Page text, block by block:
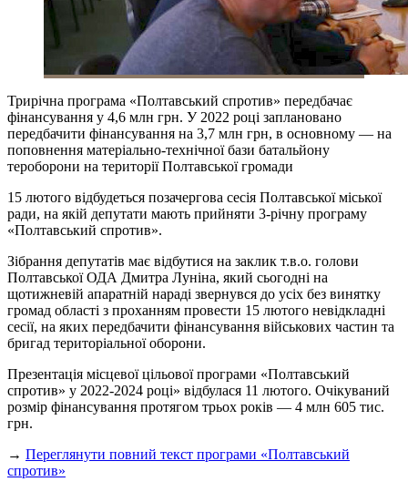
Трирічна програма «Полтавський спротив» передбачає
фінансування у 4,6 млн грн. У 2022 році заплановано
передбачити фінансування на 3,7 млн грн, в основному — на
поповнення матеріально-технічної бази батальйону
тероборони на території Полтавської громади
15 лютого відбудеться позачергова сесія Полтавської міської
ради, на якій депутати мають прийняти 3-річну програму
«Полтавський спротив».
Зібрання депутатів має відбутися на заклик т.в.о. голови
Полтавської ОДА Дмитра Луніна, який сьогодні на
щотижневій апаратній нараді звернувся до усіх без винятку
громад області з проханням провести 15 лютого невідкладні
сесії, на яких передбачити фінансування військових частин та
бригад територіальної оборони.
Презентація місцевої цільової програми «Полтавський
спротив» у 2022-2024 році» відбулася 11 лютого. Очікуваний
розмір фінансування протягом трьох років — 4 млн 605 тис.
грн.
→ Переглянути повний текст програми «Полтавський
спротив»